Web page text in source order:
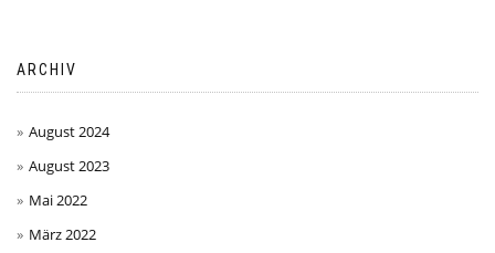
ARCHIV
August 2024
August 2023
Mai 2022
März 2022